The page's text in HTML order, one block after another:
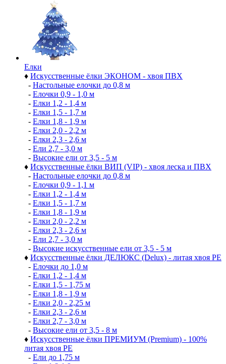
Елки
♦ Искусственные ёлки ЭКОНОМ - хвоя ПВХ
- Настольные елочки до 0,8 м
- Елочки 0,9 - 1,0 м
- Елки 1,2 - 1,4 м
- Елки 1,5 - 1,7 м
- Елки 1,8 - 1,9 м
- Елки 2,0 - 2,2 м
- Елки 2,3 - 2,6 м
- Ели 2,7 - 3,0 м
- Высокие ели от 3,5 - 5 м
♦ Искусственные ёлки ВИП (VIP) - хвоя леска и ПВХ
- Настольные елочки до 0,8 м
- Елочки 0,9 - 1,1 м
- Елки 1,2 - 1,4 м
- Елки 1,5 - 1,7 м
- Елки 1,8 - 1,9 м
- Елки 2,0 - 2,2 м
- Елки 2,3 - 2,6 м
- Ели 2,7 - 3,0 м
- Высокие искусственные ели от 3,5 - 5 м
♦ Искусственные ёлки ДЕЛЮКС (Delux) - литая хвоя РЕ
- Елочки до 1,0 м
- Елки 1,2 - 1,4 м
- Елки 1,5 - 1,75 м
- Елки 1,8 - 1,9 м
- Елки 2,0 - 2,25 м
- Елки 2,3 - 2,6 м
- Елки 2,7 - 3,0 м
- Высокие ели от 3,5 - 8 м
♦ Искусственные ёлки ПРЕМИУМ (Premium) - 100%
литая хвоя РЕ
- Ели до 1,75 м